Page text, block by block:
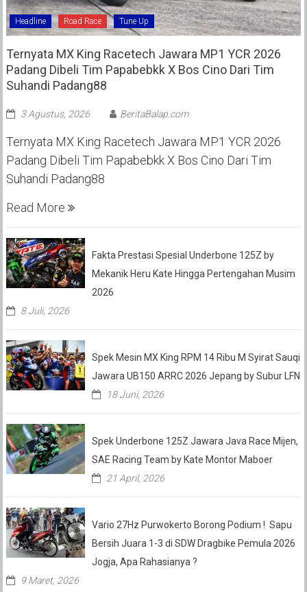
Headline Road Race Tune Up
Ternyata MX King Racetech Jawara MP1 YCR 2026
Padang Dibeli Tim Papabebkk X Bos Cino Dari Tim
Suhandi Padang88
3 Agustus, 2026 BeritaBalap.com
Ternyata MX King Racetech Jawara MP1 YCR 2026
Padang Dibeli Tim Papabebkk X Bos Cino Dari Tim
Suhandi Padang88
Read More
Fakta Prestasi Spesial Underbone 125Z by
Mekanik Heru Kate Hingga Pertengahan Musim
2026
8 Juli, 2026
Spek Mesin MX King RPM 14 Ribu M Syirat Sauqi
Jawara UB150 ARRC 2026 Jepang by Subur LFN
18 Juni, 2026
Spek Underbone 125Z Jawara Java Race Mijen,
SAE Racing Team by Kate Montor Maboer
21 April, 2026
Vario 27Hz Purwokerto Borong Podium ! Sapu
Bersih Juara 1-3 di SDW Dragbike Pemula 2026
Jogja, Apa Rahasianya ?
9 Maret, 2026